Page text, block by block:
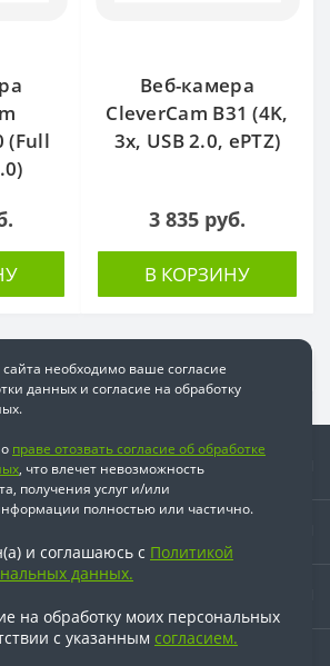
(Full
Веб-камера
CleverCam B31 (4K,
3x, USB 2.0, ePTZ)
3 835 руб.
В КОРЗИНУ
необходимо ваше согласие
данных и согласие на обработку
праве отозвать согласие об обработке
, что влечет невозможность
получения услуг и/или
полностью или частично.
и соглашаюсь с Политикой
данных.
на обработку моих персональных
с указанным согласием.